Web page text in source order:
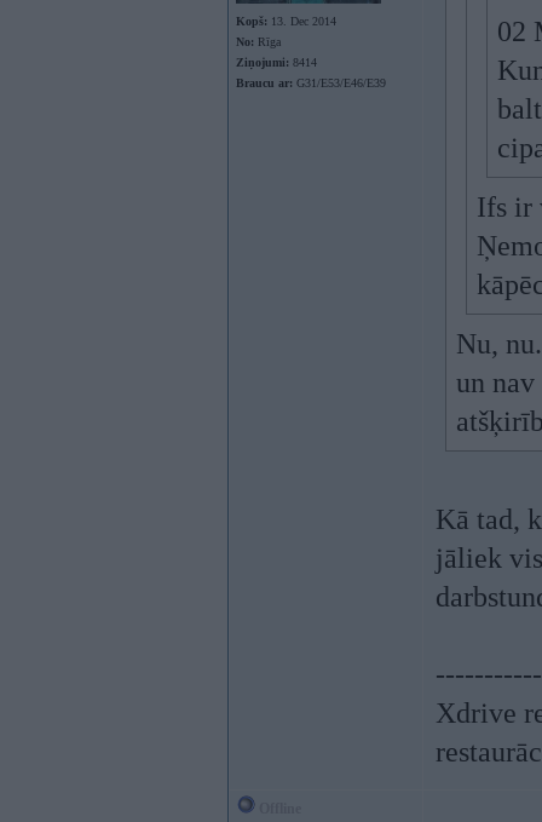
Kopš: 13. Dec 2014
No: Rīga
Ziņojumi: 8414
Braucu ar: G31/E53/E46/E39
02
Ifs ir
Nu,
un
Kā tad,
jāliek
Xdrive